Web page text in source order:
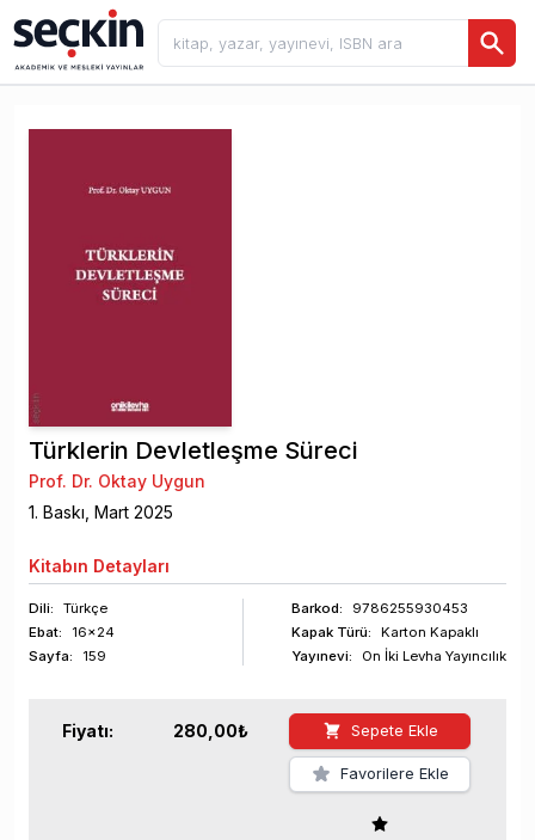
Türklerin Devletleşme Süreci
Prof. Dr. Oktay Uygun
1. Baskı, Mart 2025
Kitabın Detayları
Dili:
Türkçe
Ebat:
16x24
Sayfa: 159
Barkod:
9786255930453
Kapak Türü:
Karton Kapaklı
Yayınevi:
On İki Levha Yayıncılık
Fiyatı: 280,00₺ Sepete Ekle
Favorilere Ekle